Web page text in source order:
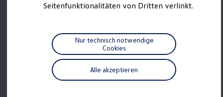
Inspektion und HU/AU
Räder und Reifen
Pannen- und Unfallhilfe
Economy Service
Volkswagen Teile
Zubehör
Modellspezifisches Zubehör
Seitenfunktionalitäten von Dritten verlinkt.
Alle akzeptieren
Nur technisch notwendige
Cookies